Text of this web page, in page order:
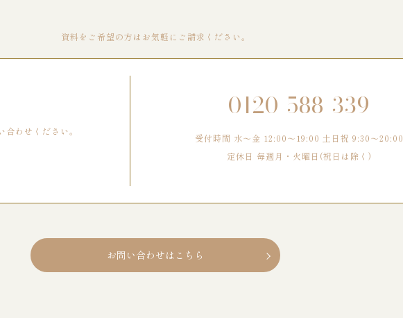
資料をご希望の方はお気軽にご請求ください。
わせください。
0120-588-339
受付時間 水〜金 12:00～19:00 土日祝 9:30～20:00
定休日 毎週月・火曜日(祝日は除く)
お問い合わせはこちら